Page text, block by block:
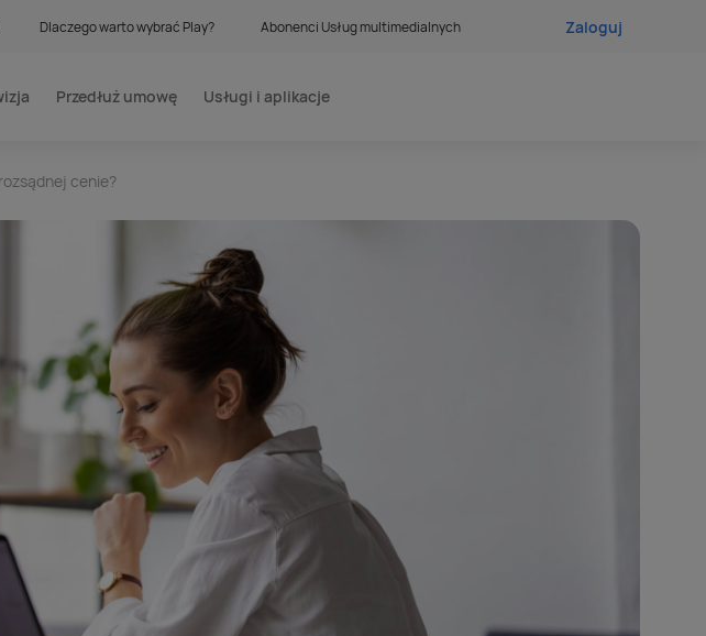
Dlaczego warto wybrać Play? Abonenci Usług multimedialnych Zaloguj
Przedłuż umowę Usługi i aplikacje
cenie?